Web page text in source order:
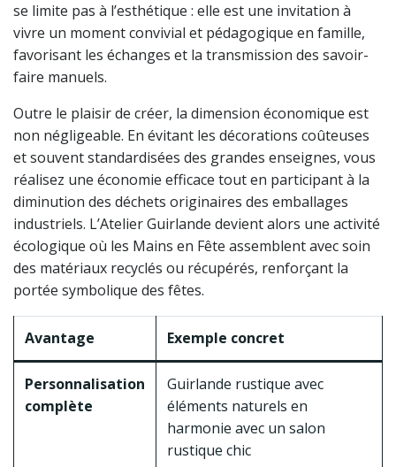
se limite pas à l’esthétique : elle est une invitation à
vivre un moment convivial et pédagogique en famille,
favorisant les échanges et la transmission des savoir-
faire manuels.
Outre le plaisir de créer, la dimension économique est
non négligeable. En évitant les décorations coûteuses
et souvent standardisées des grandes enseignes, vous
réalisez une économie efficace tout en participant à la
diminution des déchets originaires des emballages
industriels. L’Atelier Guirlande devient alors une activité
écologique où les Mains en Fête assemblent avec soin
des matériaux recyclés ou récupérés, renforçant la
portée symbolique des fêtes.
Avantage Exemple concret
Personnalisation
complète
Guirlande rustique avec
éléments naturels en
harmonie avec un salon
rustique chic